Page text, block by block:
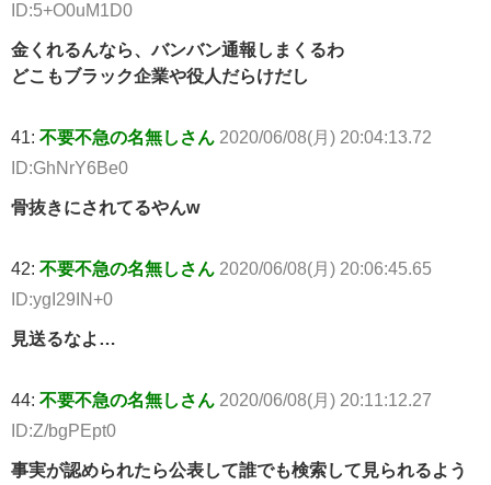
ID:5+O0uM1D0
金くれるんなら、バンバン通報しまくるわ
どこもブラック企業や役人だらけだし
41: 不要不急の名無しさん 2020/06/08(月) 20:04:13.72
ID:GhNrY6Be0
骨抜きにされてるやんw
42: 不要不急の名無しさん 2020/06/08(月) 20:06:45.65
ID:ygI29IN+0
見送るなよ…
44: 不要不急の名無しさん 2020/06/08(月) 20:11:12.27
ID:Z/bgPEpt0
事実が認められたら公表して誰でも検索して見られるよう